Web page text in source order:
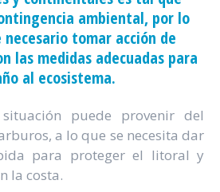
ambiental, por lo
tomar acción de
las medidas adecuadas para
al ecosistema.
puede provenir del
a lo que se necesita dar
para proteger el litoral y
la costa.